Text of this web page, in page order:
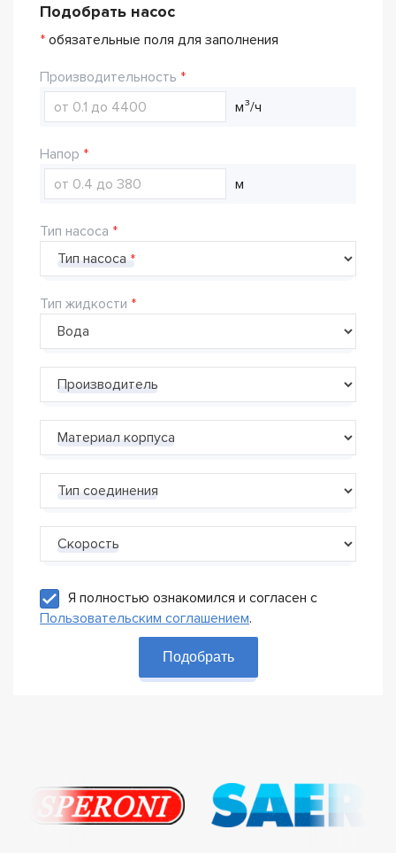
Подобрать насос
* обязательные поля для заполнения
Производительность
м³/ч
Напор
м
Тип насоса
Тип насоса
Тип жидкости
Производитель
Материал корпуса
Тип соединения
Скорость
Я полностью ознакомился и согласен с
Пользовательским соглашением.
Подобрать